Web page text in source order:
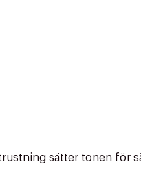
sätter tonen för